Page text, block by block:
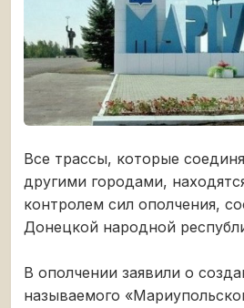
Все трассы, которые
другими городами,
контролем сил ополчения,
Донецкой народной
В ополчении заявили о
называемого